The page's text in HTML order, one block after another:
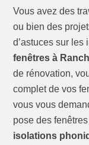
Vous avez des
ou bien des
d’astuces sur les
fenêtres à
de rénovation,
complet de vos
vous vous
pose des
isolations